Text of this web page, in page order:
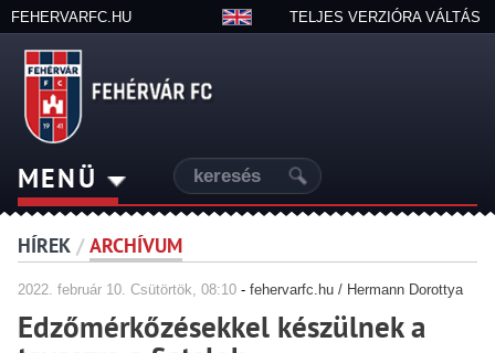
FEHERVARFC.HU TELJES VERZIÓRA VÁLTÁS
MENÜ
HÍREK / ARCHÍVUM
2022. február10. Csütörtök, 08:10- fehervarfc.hu / Hermann Dorottya
Edzőmérkőzésekkel készülnek a